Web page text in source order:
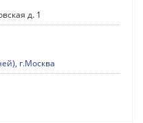
д. 1
г.Москва